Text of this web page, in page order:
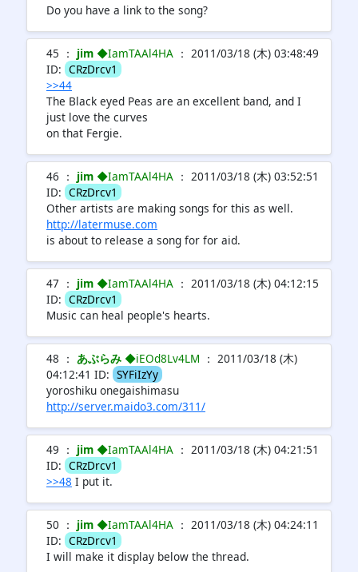
Do you have a link to the song?
45 ： jim ◆IamTAAl4HA ： 2011/03/18 (木) 03:48:49
ID: CRzDrcv1
>>44
The Black eyed Peas are an excellent band, and I
just love the curves
on that Fergie.
46 ： jim ◆IamTAAl4HA ： 2011/03/18 (木) 03:52:51
ID: CRzDrcv1
Other artists are making songs for this as well.
http://latermuse.com
is about to release a song for for aid.
47 ： jim ◆IamTAAl4HA ： 2011/03/18 (木) 04:12:15
ID: CRzDrcv1
Music can heal people's hearts.
48 ： あぶらみ ◆iEOd8Lv4LM ： 2011/03/18 (木)
04:12:41 ID: SYFiIzYy
yoroshiku onegaishimasu
http://server.maido3.com/311/
49 ： jim ◆IamTAAl4HA ： 2011/03/18 (木) 04:21:51
ID: CRzDrcv1
>>48 I put it.
50 ： jim ◆IamTAAl4HA ： 2011/03/18 (木) 04:24:11
ID: CRzDrcv1
I will make it display below the thread.